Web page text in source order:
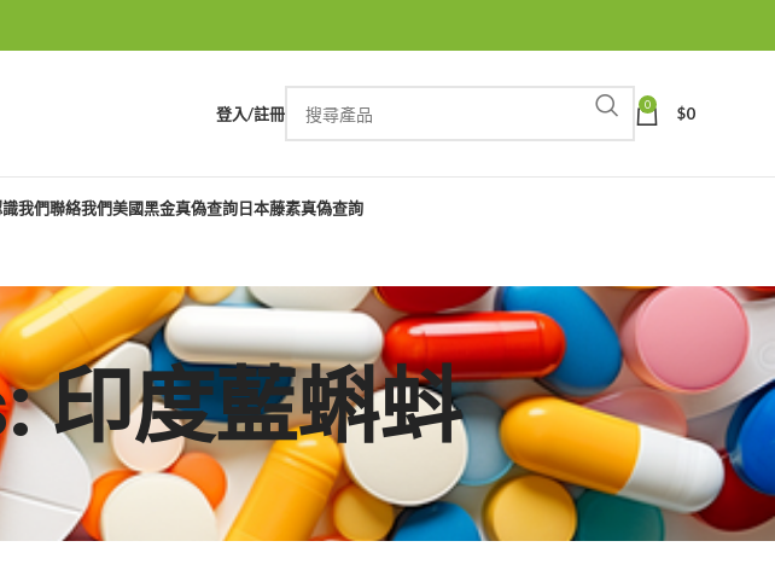
登入/註冊 0 $0
我們聯絡我們美國黑金真偽查詢日本藤素真偽查詢
度藍蝌蚪